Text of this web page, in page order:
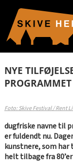
NYE
PROGRAMMET
Foto: Skive Festival / Rent
dugfriske navne til
er fuldendt nu.
kunstnere, som
helt tilbage fra